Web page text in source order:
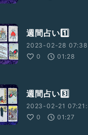
週間占い1️⃣
2023-02-28
0
01:28
週間占い3️⃣
2023-02-21
0
01:27